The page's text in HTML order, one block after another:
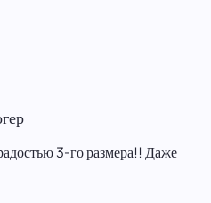
3-го размера!! Даже